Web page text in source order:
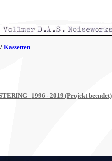
/ Kassetten
1996 - 2019 (Projekt beendet)